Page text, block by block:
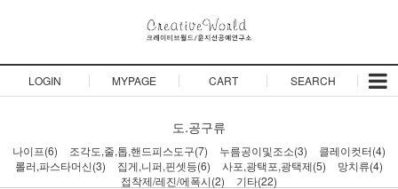
LOGIN MYPAGE CART SEARCH
도.공구류
나이프(6) 조각도,줄,톱,핸드피스도구(7) 누름공이및조소(3)
클레이컷터(4)
롤러,파스타머신(3)
집게,니퍼,핀셋등(6) 사포,광택포,광택제(5)
망치류(4)
접착제/레진/에폭시(2)
기타(22)